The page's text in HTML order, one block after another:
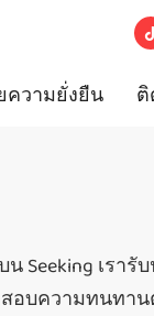
ความยั่งยืน ติ
เรารั
อบความทนทา